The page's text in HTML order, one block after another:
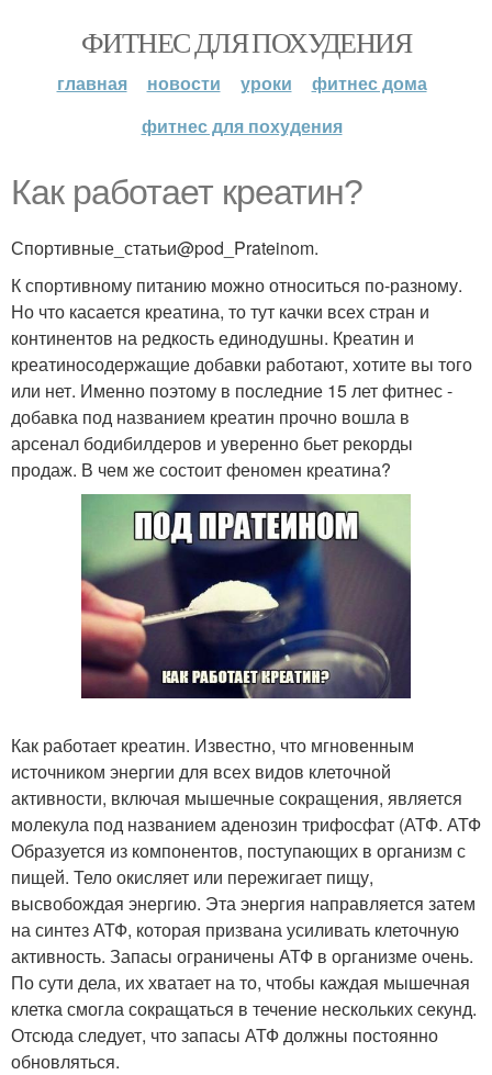
ФИТНЕС ДЛЯ ПОХУДЕНИЯ
главная новости уроки
фитнес дома
фитнес для похудения
Как работает креатин?
Спортивные_статьи@pod_Prateinom.
К спортивному питанию можно относиться по-разному.
Но что касается креатина, то тут качки всех стран и
континентов на редкость единодушны. Креатин и
креатиносодержащие добавки работают, хотите вы того
или нет. Именно поэтому в последние 15 лет фитнес -
добавка под названием креатин прочно вошла в
арсенал бодибилдеров и уверенно бьет рекорды
продаж. В чем же состоит феномен креатина?
Как работает креатин. Известно, что мгновенным
источником энергии для всех видов клеточной
активности, включая мышечные сокращения, является
молекула под названием аденозин трифосфат (АТФ. АТФ
Образуется из компонентов, поступающих в организм с
пищей. Тело окисляет или пережигает пищу,
высвобождая энергию. Эта энергия направляется затем
на синтез АТФ, которая призвана усиливать клеточную
активность. Запасы ограничены АТФ в организме очень.
По сути дела, их хватает на то, чтобы каждая мышечная
клетка смогла сокращаться в течение нескольких секунд.
Отсюда следует, что запасы АТФ должны постоянно
обновляться.